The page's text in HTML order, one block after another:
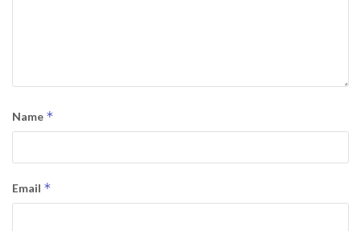
Name *
Email *